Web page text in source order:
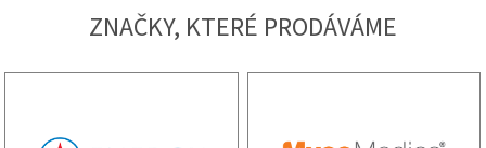
ZNAČKY, KTERÉ PRODÁVÁME